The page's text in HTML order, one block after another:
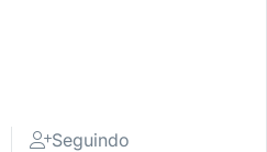
Seguindo